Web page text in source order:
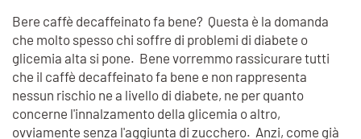
Bere caffè decaffeinato fa bene? Questa è la domanda
che molto spesso chi soffre di problemi di diabete o
glicemia alta si pone. Bene vorremmo rassicurare tutti
che il caffè decaffeinato fa bene e non rappresenta
nessun rischio ne a livello di diabete, ne per quanto
concerne l'innalzamento della glicemia o altro,
ovviamente senza l'aggiunta di zucchero. Anzi, come già